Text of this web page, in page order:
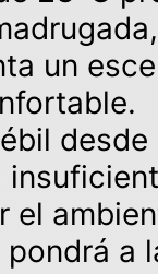
un
desde
el
pondrá a